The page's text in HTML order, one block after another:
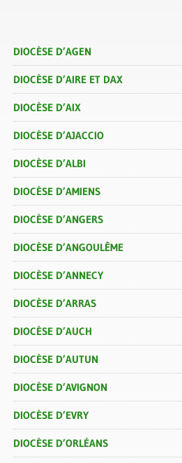
DIOCÈSE D’AGEN
DIOCÈSE D’AIRE ET DAX
DIOCÈSE D’AIX
DIOCÈSE D’AJACCIO
DIOCÈSE D’ALBI
DIOCÈSE D’AMIENS
DIOCÈSE D’ANGERS
DIOCÈSE D’ANGOULÊME
DIOCÈSE D’ANNECY
DIOCÈSE D’ARRAS
DIOCÈSE D’AUCH
DIOCÈSE D’AUTUN
DIOCÈSE D’AVIGNON
DIOCÈSE D’EVRY
DIOCÈSE D’ORLÉANS